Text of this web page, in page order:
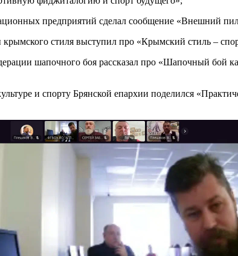
предприятий сделал сообщение «Внешний
стиля выступил про «Крымский стиль –
шапочного боя рассказал про «Шапочный бой
и спорту Брянской епархии поделился